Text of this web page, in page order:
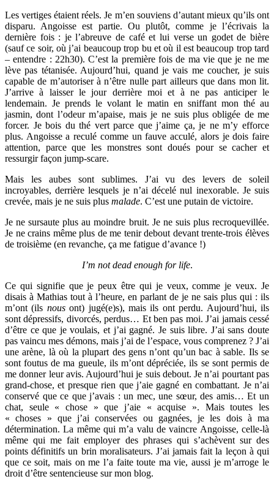
Les vertiges étaient réels. Je m’en souviens d’autant mieux qu’ils ont
disparu. Angoisse est partie. Ou plutôt, comme je l’écrivais la
dernière fois : je l’abreuve de café et lui verse un godet de bière
(sauf ce soir, où j’ai beaucoup trop bu et où il est beaucoup trop tard
– entendre : 22h30). C’est la première fois de ma vie que je ne me
lève pas tétanisée. Aujourd’hui, quand je vais me coucher, je suis
capable de m’autoriser à n’être nulle part ailleurs que dans mon lit.
J’arrive à laisser le jour derrière moi et à ne pas anticiper le
lendemain. Je prends le volant le matin en sniffant mon thé au
jasmin, dont l’odeur m’apaise, mais je ne suis plus obligée de me
forcer. Je bois du thé vert parce que j’aime ça, je ne m’y efforce
plus. Angoisse a reculé comme un fauve acculé, alors je dois faire
attention, parce que les monstres sont doués pour se cacher et
ressurgir façon jump-scare.
Mais les aubes sont sublimes. J’ai vu des levers de soleil
incroyables, derrière lesquels je n’ai décelé nul inexorable. Je suis
crevée, mais je ne suis plus malade. C’est une putain de victoire.
Je ne sursaute plus au moindre bruit. Je ne suis plus recroquevillée.
Je ne crains même plus de me tenir debout devant trente-trois élèves
de troisième (en revanche, ça me fatigue d’avance !)
I’m not dead enough for life.
Ce qui signifie que je peux être qui je veux, comme je veux. Je
disais à Mathias tout à l’heure, en parlant de je ne sais plus qui : ils
m’ont (ils nousont) jugé(e)s), mais ils ont perdu. Aujourd’hui, ils
sont dépressifs, divorcés, perdus… Et ben pas moi. J’ai jamais cessé
d’être ce que je voulais, et j’ai gagné. Je suis libre. J’ai sans doute
pas vaincu mes démons, mais j’ai de l’espace, vous comprenez ? J’ai
une arène, là où la plupart des gens n’ont qu’un bac à sable. Ils se
sont foutus de ma gueule, ils m’ont dépréciée, ils se sont permis de
me donner leur avis. Aujourd’hui je suis debout. Je n’ai pourtant pas
grand-chose, et presque rien que j’aie gagné en combattant. Je n’ai
conservé que ce que j’avais : un mec, une sœur, des amis… Et un
chat, seule « chose » que j’aie « acquise ». Mais toutes les
« choses » que j’ai conservées ou gagnées, je les dois à ma
détermination. La même qui m’a valu de vaincre Angoisse, celle-là
même qui me fait employer des phrases qui s’achèvent sur des
points définitifs un brin moralisateurs. J’ai jamais fait la leçon à qui
que ce soit, mais on me l’a faite toute ma vie, aussi je m’arroge le
droit d’être sentencieuse sur mon blog.